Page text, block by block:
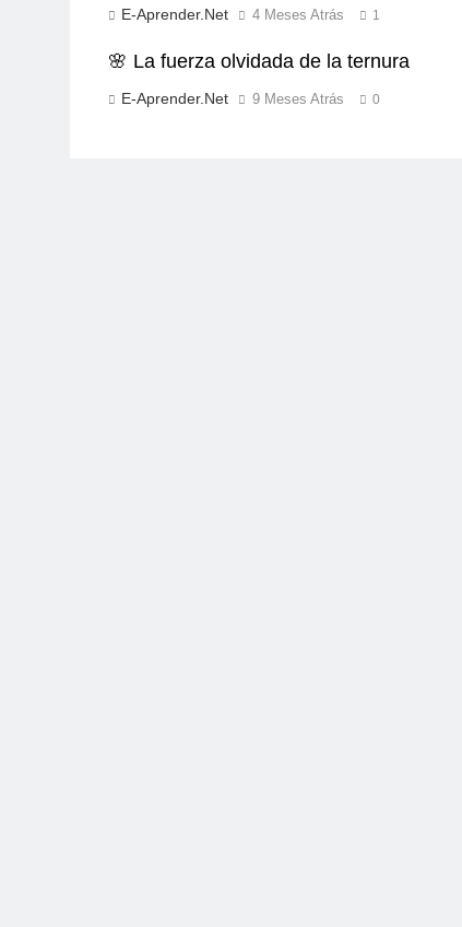
E-Aprender.net 4 Meses Atrás 1
🌸 La fuerza olvidada de la ternura
E-Aprender.net 9 Meses Atrás 0